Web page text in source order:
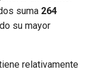
suma 264
su mayor
relativamente